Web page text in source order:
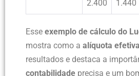
2.400
1.440
Esse exemplo de cálculo do
mostra como a alíquota efetiva
resultados e destaca a
contabilidade precisa e um